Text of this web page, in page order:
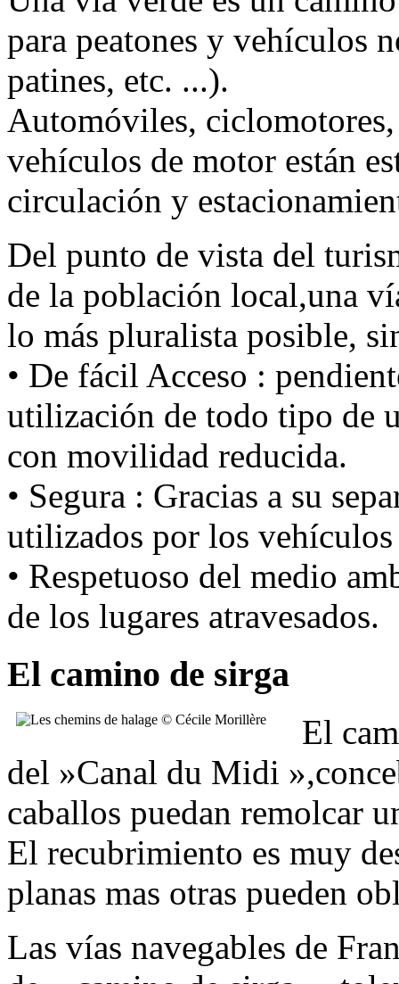
para peatones y vehículos
patines, etc. ...).
Automóviles,
vehículos de motor están
circulación y
Del punto de vista del
de la población local,una
lo más pluralista posible,
• De fácil Acceso :
utilización de todo tipo de
con movilidad reducida.
• Segura : Gracias a su
utilizados por los
• Respetuoso del medio
de los lugares atravesados.
El camino de sirga
El
del »Canal du Midi
caballos puedan remolcar
El recubrimiento es muy
planas mas otras pueden
Las vías navegables de